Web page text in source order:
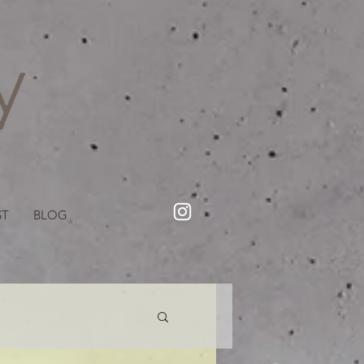
室・美容院【Creww KYOTO (クルー)】【cozy creww(コージークルー)】 京都市 ヘアサロン​
BLOG